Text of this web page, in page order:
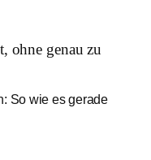
ohne genau zu
So wie es gerade